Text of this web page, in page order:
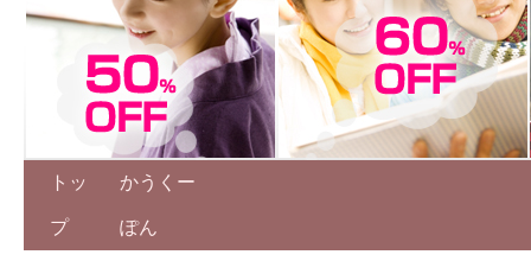
トッ
プ
かうくー
ぽん